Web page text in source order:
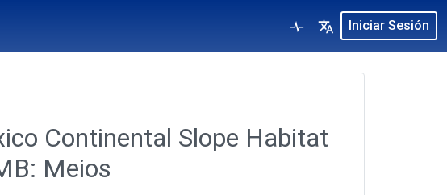
Iniciar Sesión
Continental Slope Habitat
Meios